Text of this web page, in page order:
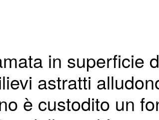
in superficie
astratti
è custodito un